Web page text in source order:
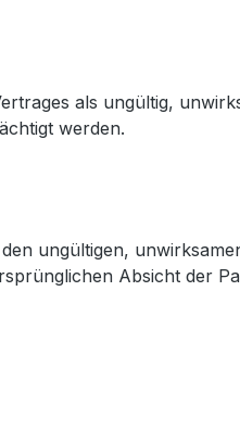
als ungültig,
werden.
ungültigen,
Absicht der